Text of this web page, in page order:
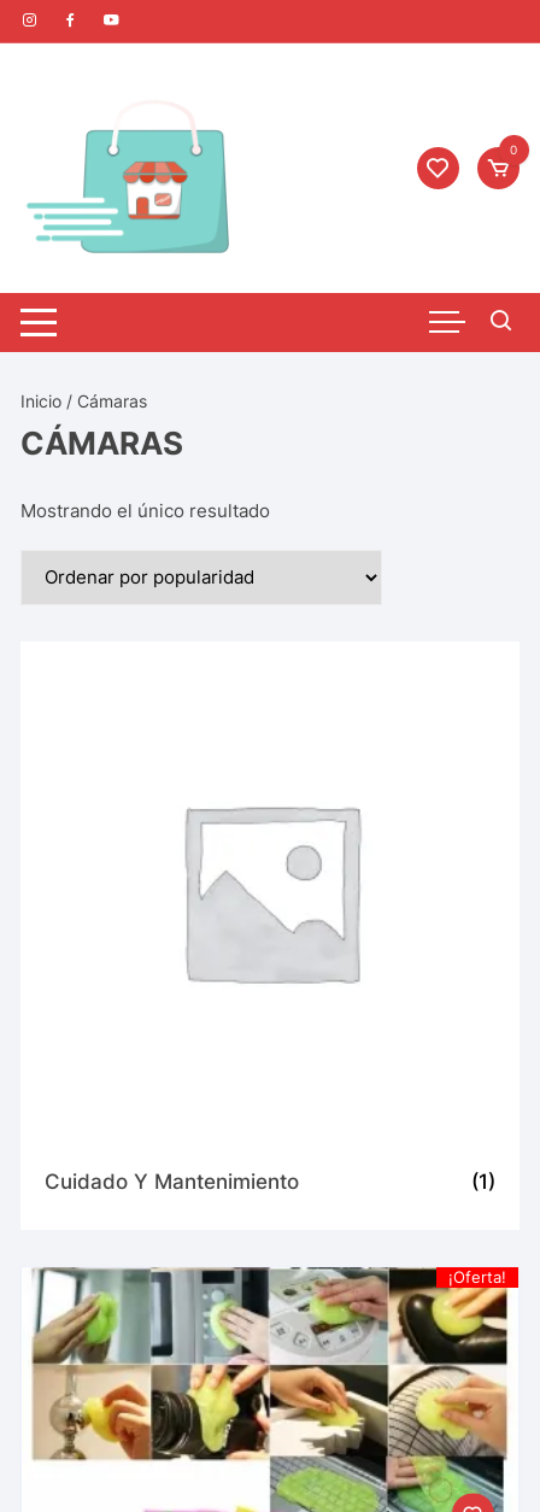
0
Inicio / Cámaras
CÁMARAS
Mostrando el único resultado
Cuidado Y Mantenimiento (1)
¡Oferta!